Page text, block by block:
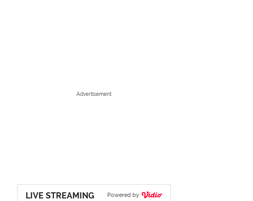
Advertisement
LIVE STREAMING Powered by